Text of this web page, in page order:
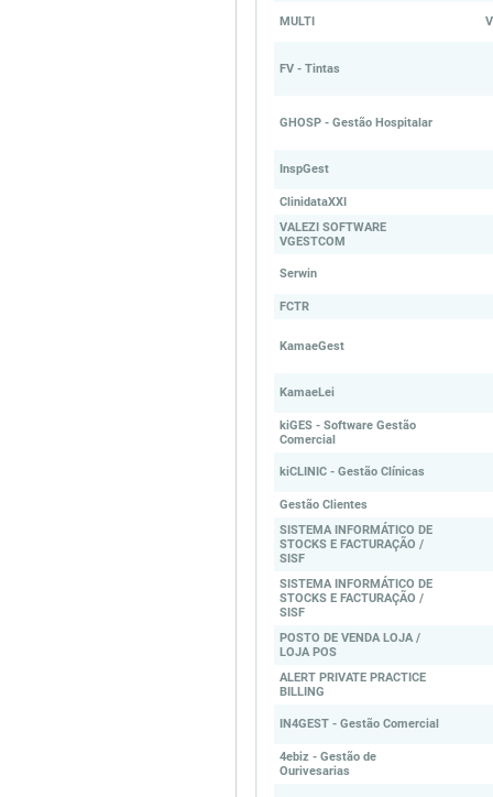
MULTI
FV - Tintas
GHOSP - Gestão Hospitalar
InspGest
ClinidataXXI
VALEZI SOFTWARE
VGESTCOM
Serwin
FCTR
KamaeGest
KamaeLei
kiGES - Software Gestão
Comercial
kiCLINIC - Gestão Clínicas
Gestão Clientes
SISTEMA INFORMÁTICO DE
STOCKS E FACTURAÇÃO /
SISF
SISTEMA INFORMÁTICO DE
STOCKS E FACTURAÇÃO /
SISF
POSTO DE VENDA LOJA /
LOJA POS
ALERT PRIVATE PRACTICE
BILLING
IN4GEST - Gestão Comercial
4ebiz - Gestão de
Ourivesarias